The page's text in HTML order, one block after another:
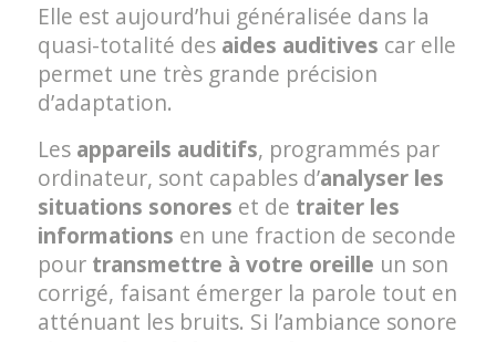
Elle est aujourd’hui généralisée dans la
quasi-totalité desaides auditives car elle
permet une très grande précision
d’adaptation.
Les appareils auditifs, programmés par
ordinateur, sont capables d’analyser les
situations sonores et de traiter les
informations en une fraction de seconde
pour transmettre à votre oreille un son
corrigé, faisant émerger la parole tout en
atténuant les bruits. Si l’ambiance sonore